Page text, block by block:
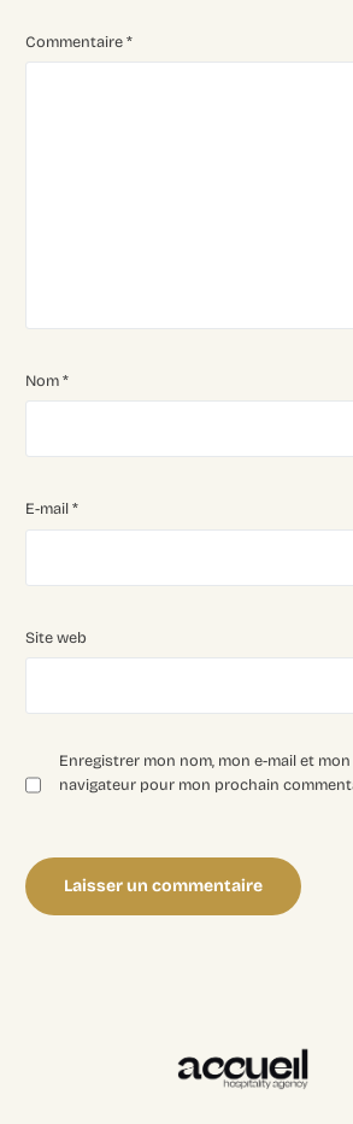
Commentaire*
Nom*
E-mail*
Site web
Enregistrer mon nom, mon e-mail et
navigateur pour mon prochain